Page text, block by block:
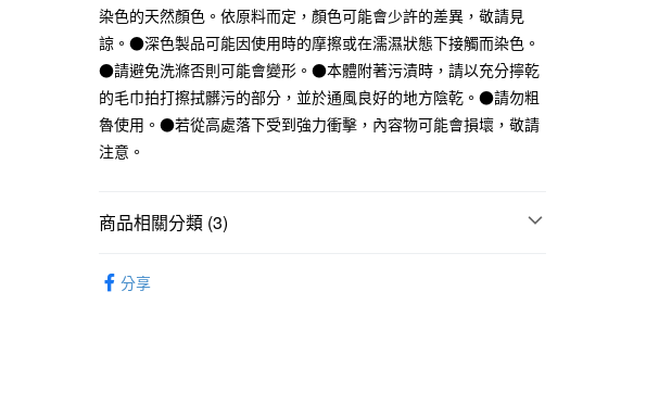
台新國際商業銀行
中國信託商業銀行
台灣樂天信用卡公司
運送方式
全家取貨付款
每筆NT$65，滿NT$1,000(含以上)免運費
7-11取貨付款
染色的天然顏色。依原料而定，顏色可能會少許的差異，敬請見
諒。●深色製品可能因使用時的摩擦或在濡濕狀態下接觸而染色。
●請避免洗滌否則可能會變形。●本體附著污漬時，請以充分擰乾
的毛巾拍打擦拭髒污的部分，並於通風良好的地方陰乾。●請勿粗
魯使用。●若從高處落下受到強力衝擊，內容物可能會損壞，敬請
注意。
商品相關分類 (3)
分享